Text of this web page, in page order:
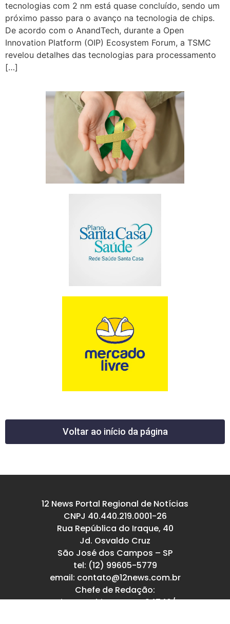
tecnologias com 2 nm está quase concluído, sendo um
próximo passo para o avanço na tecnologia de chips.
De acordo com o AnandTech, durante a Open
Innovation Platform (OIP) Ecosystem Forum, a TSMC
revelou detalhes das tecnologias para processamento
[…]
Voltar ao início da página
12 News Portal Regional de Notícias
CNPJ 40.440.219.0001-26
Rua República do Iraque, 40
Jd. Osvaldo Cruz
São José dos Campos – SP
tel: (12) 99605-5779
email: contato@12news.com.br
Chefe de Redação:
Mariana Rodrigues MTB 94740/SP